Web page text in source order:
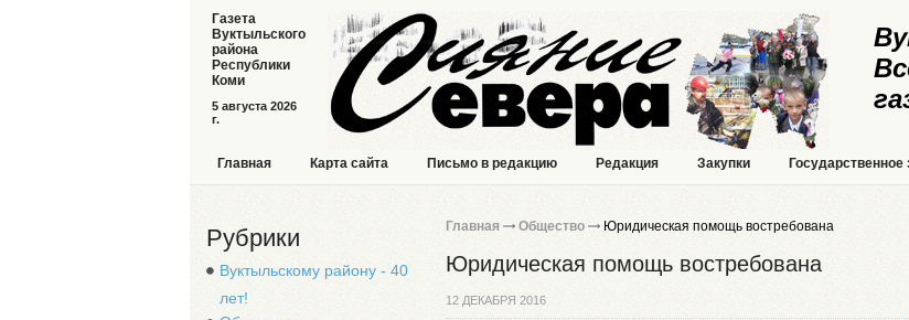
5 августа 2026
г.
Газета
Вуктыльского
района
Республики
Коми
Главная Карта сайта Письмо в редакцию Редакция Закупки Государственное
Рубрики
Вуктыльскому району - 40
лет!
Главная Общество Юридическая помощь востребована
Юридическая помощь востребована
12 ДЕКАБРЯ 2016